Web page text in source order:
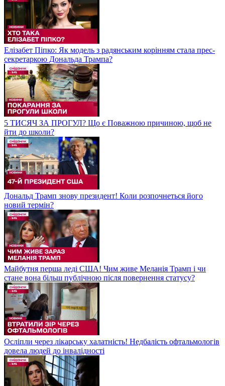
Елізабет Піпко: Як модель з радянським корінням стала прес-
секретаркою Дональда Трампа?
5 ТИСЯЧ ЗА ПРОГУЛ? Що є Поважною причиною, щоб не
йти до школи?
Дональд Трамп знову президент! Коли розпочнеться його
новий термін?
Майбутня перша леді США! Чим живе Меланія Трамп і чи
стане вона більш публічною після повернення статусу?
Осліпли через лікарську халатність! Недбалість офтальмологів
довела людей до інвалідності